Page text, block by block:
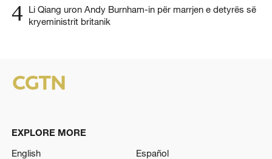
4 Li Qiang uron Andy Burnham-in për marrjen e detyrës së
kryeministrit britanik
EXPLORE MORE
English
Español